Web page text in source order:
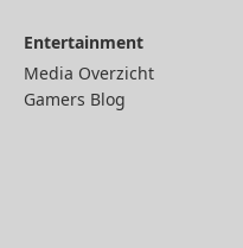
Entertainment
Media Overzicht
Gamers Blog